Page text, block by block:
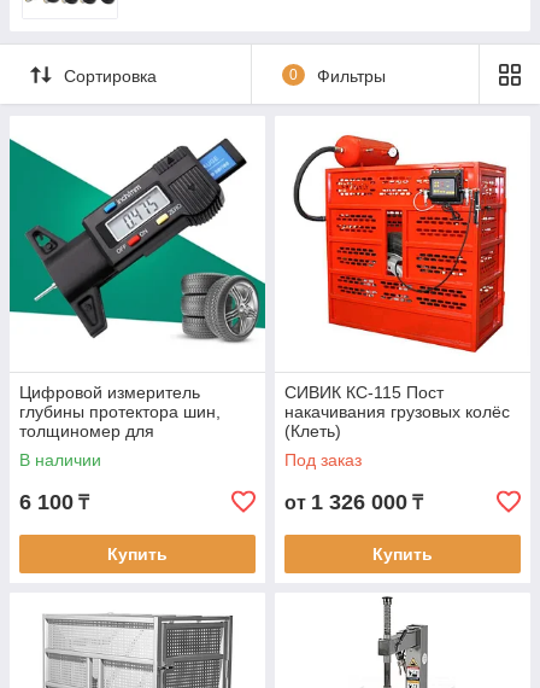
Сортировка 0 Фильтры
Цифровой измеритель
глубины протектора шин,
толщиномер для
протекторов BESITA
В наличии
6 100 ₸
Купить
СИВИК КС-115 Пост
накачивания грузовых колёс
(Клеть)
Под заказ
от 1 326 000 ₸
Купить